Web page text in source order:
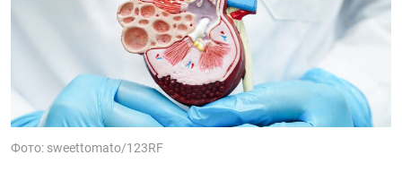
Фото: sweettomato/123RF